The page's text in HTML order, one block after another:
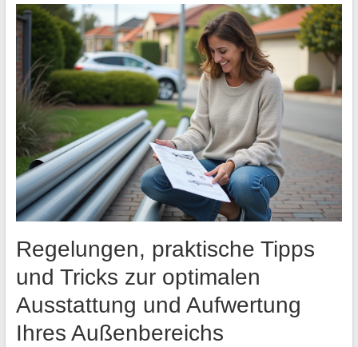
Regelungen, praktische Tipps
und Tricks zur optimalen
Ausstattung und Aufwertung
Ihres Außenbereichs